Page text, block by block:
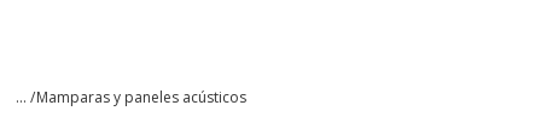
... /Mamparas y paneles acústicos